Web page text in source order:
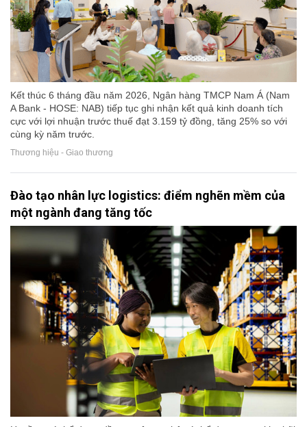
Kết thúc 6 tháng đầu năm 2026, Ngân hàng TMCP Nam Á (Nam
A Bank - HOSE: NAB) tiếp tục ghi nhận kết quả kinh doanh tích
cực với lợi nhuận trước thuế đạt 3.159 tỷ đồng, tăng 25% so với
cùng kỳ năm trước.
Thương hiệu - Giao thương
Đào tạo nhân lực logistics: điểm nghẽn mềm của
một ngành đang tăng tốc